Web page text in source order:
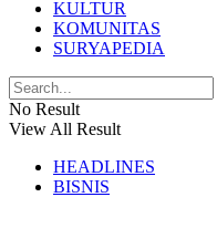
KULTUR
KOMUNITAS
SURYAPEDIA
No Result
View All Result
HEADLINES
BISNIS